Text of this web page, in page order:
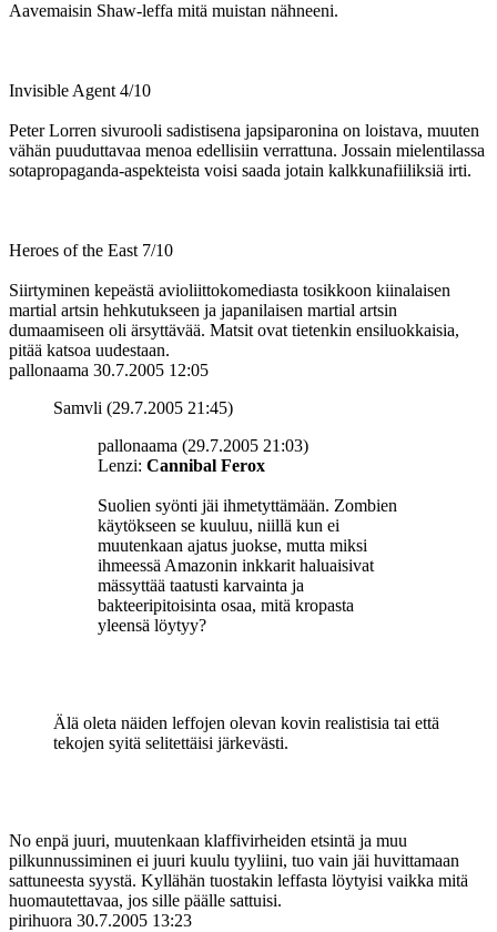
Aavemaisin Shaw-leffa mitä muistan nähneeni.
Invisible Agent 4/10
Peter Lorren sivurooli sadistisena japsiparonina on loistava, muuten
vähän puuduttavaa menoa edellisiin verrattuna. Jossain mielentilassa
sotapropaganda-aspekteista voisi saada jotain kalkkunafiiliksiä irti.
Heroes of the East 7/10
Siirtyminen kepeästä avioliittokomediasta tosikkoon kiinalaisen
martial artsin hehkutukseen ja japanilaisen martial artsin
dumaamiseen oli ärsyttävää. Matsit ovat tietenkin ensiluokkaisia,
pitää katsoa uudestaan.
pallonaama 30.7.2005 12:05
Samvli (29.7.2005 21:45)
pallonaama (29.7.2005 21:03)
Lenzi: Cannibal Ferox
Suolien syönti jäi ihmetyttämään. Zombien
käytökseen se kuuluu, niillä kun ei
muutenkaan ajatus juokse, mutta miksi
ihmeessä Amazonin inkkarit haluaisivat
mässyttää taatusti karvainta ja
bakteeripitoisinta osaa, mitä kropasta
yleensä löytyy?
Älä oleta näiden leffojen olevan kovin realistisia tai että
tekojen syitä selitettäisi järkevästi.
No enpä juuri, muutenkaan klaffivirheiden etsintä ja muu
pilkunnussiminen ei juuri kuulu tyyliini, tuo vain jäi huvittamaan
sattuneesta syystä. Kyllähän tuostakin leffasta löytyisi vaikka mitä
huomautettavaa, jos sille päälle sattuisi.
pirihuora 30.7.2005 13:23